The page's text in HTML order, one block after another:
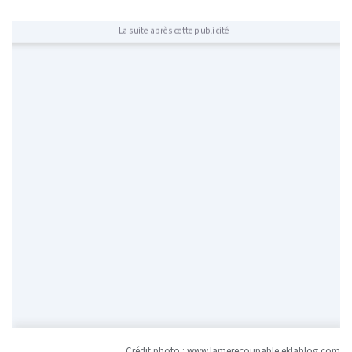
La suite après cette publicité